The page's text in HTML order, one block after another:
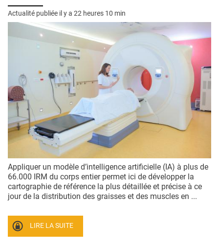
Actualité publiée il y a 22 heures 10 min
Appliquer un modèle d’intelligence artificielle (IA) à plus de
66.000 IRM du corps entier permet ici de développer la
cartographie de référence la plus détaillée et précise à ce
jour de la distribution des graisses et des muscles en ...
LIRE LA SUITE